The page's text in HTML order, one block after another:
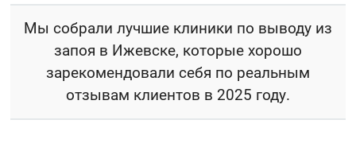
Мы собрали лучшие клиники по выводу из
запоя в Ижевске, которые хорошо
зарекомендовали себя по реальным
отзывам клиентов в 2025 году.